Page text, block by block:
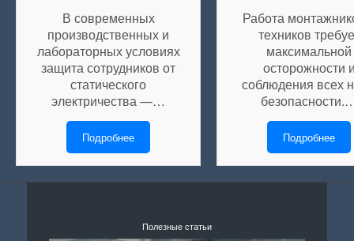
В современных
производственных и
лабораторных условиях
защита сотрудников от
статического
электричества —…
Подробнее
Работа
техников
максимальной
осторожности
соблюдения всех
Подробнее
Полезные статьи